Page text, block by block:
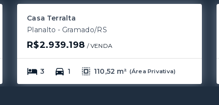
Casa Terralta
Planalto - Gramado/RS
R$2.939.198 / VENDA
3 1 110,52 m² (Área Privativa)